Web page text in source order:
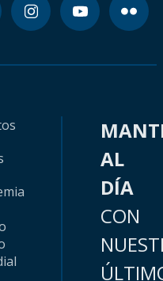
AL
DÍA
CON